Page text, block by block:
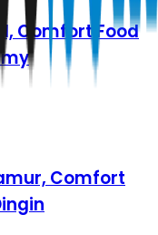
Comfort Food
Comfort